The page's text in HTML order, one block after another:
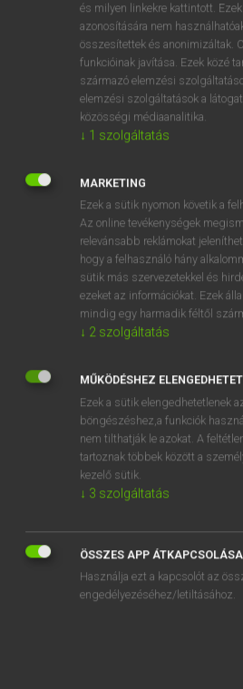
VAN
Van előfizetésem a teljes
BELÉPÉS
NINCS
Nincs regisztrációm és
díjmentes próbaverziójának
belépek.
EURÓPAI UNIÓS TERMINOLÓGIAI
Kapcsolódó anyagok
Kingdom of Bhutan
Kingdom of Denmark
Kingdom of Lesotho
és milyen linkekre kattintott.
azonosítására nem
összesítettek és anonimizáltak.
funkcióinak javítása. Ezek közé
származó elemzési
elemzési szolgáltatások a
közösségi médiaanalitika.
↓ 1 szolgáltatás
MARKETING
Ezek a sütik nyomon követik a
Az online tevékenységek
relevánsabb reklámokat
hogy a felhasználó hány
sütik más szervezetekkel és
ezeket az információkat. Ezek
mindig egy harmadik féltől
↓ 2 szolgáltatás
MŰKÖDÉSHEZ
Ezek a sütik elengedhetetlenek
böngészéshez,a funkciók
nem tilthatják le azokat. A
tartoznak többek között a
kezelő sütik.
↓ 3 szolgáltatás
ÖSSZES APP ÁTKAPCSOLÁSA
Használja ezt a kapcsolót az
engedélyezéséhez/letiltásához.